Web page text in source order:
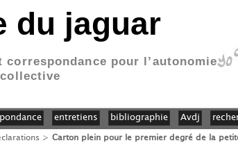
du jaguar
pour l’autonomie
entretiens bibliographie Avdj
> Carton plein pour le premier degré de la